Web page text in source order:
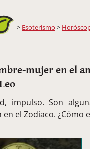
Esoterismo >
mujer en el
impulso. Son
el Zodiaco. ¿Cómo